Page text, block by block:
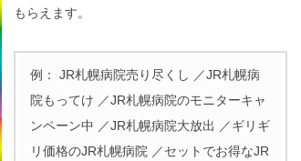
もらえます。
例： JR札幌病院売り尽くし ／JR札幌病
院もってけ ／JR札幌病院のモニターキャ
ンペーン中 ／JR札幌病院大放出 ／ギリギ
リ価格のJR札幌病院 ／セットでお得なJR